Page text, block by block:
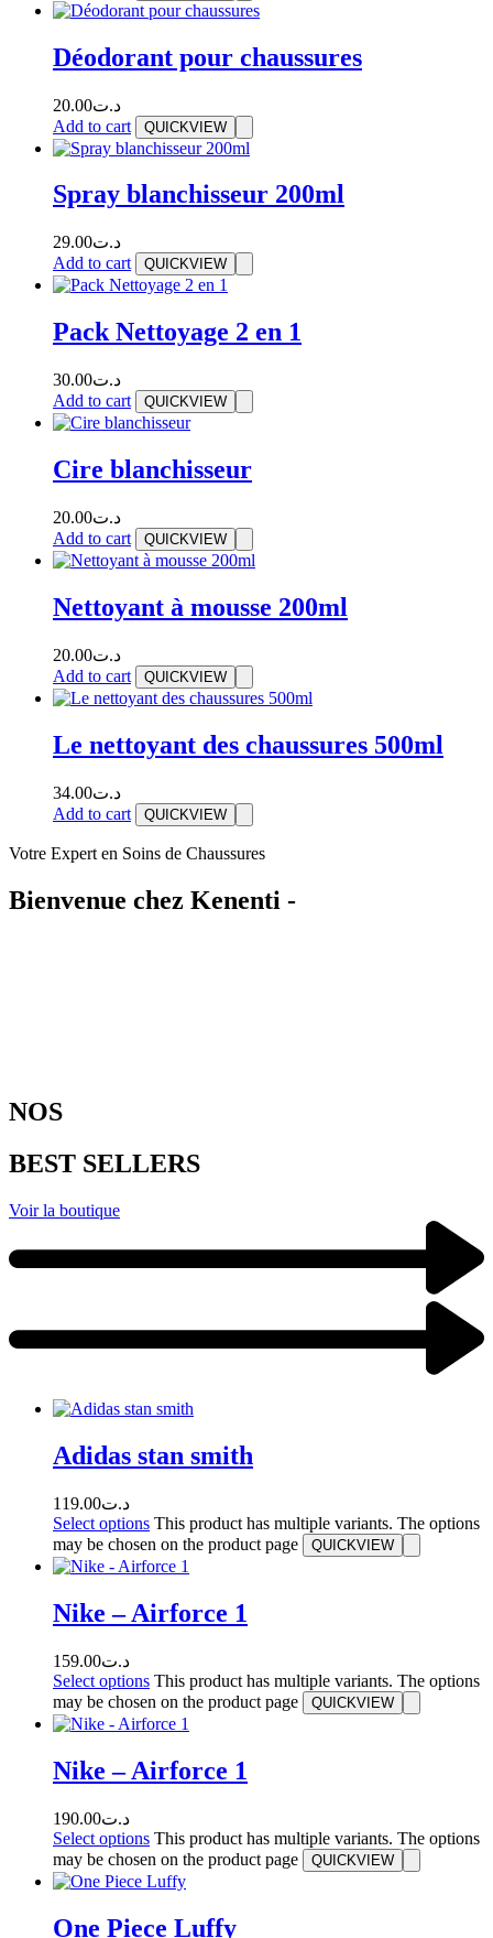
Déodorant pour chaussures
د.ت20.00
Add to cart
QUICKVIEW
Spray blanchisseur 200ml
د.ت29.00
Add to cart
QUICKVIEW
Pack Nettoyage 2 en 1
د.ت30.00
Add to cart
QUICKVIEW
Cire blanchisseur
د.ت20.00
Add to cart
QUICKVIEW
Nettoyant à mousse 200ml
د.ت20.00
Add to cart
QUICKVIEW
Le nettoyant des chaussures 500ml
د.ت34.00
Add to cart
QUICKVIEW
Votre Expert en Soins de Chaussures
Bienvenue chez Kenenti -
NOS
BEST SELLERS
Voir la boutique
Adidas stan smith
د.ت119.00
Select options This product has multiple variants. The options
may be chosen on the product page
QUICKVIEW
Nike – Airforce 1
د.ت159.00
Select options This product has multiple variants. The options
may be chosen on the product page
QUICKVIEW
Nike – Airforce 1
د.ت190.00
Select options This product has multiple variants. The options
may be chosen on the product page
QUICKVIEW
One Piece Luffy